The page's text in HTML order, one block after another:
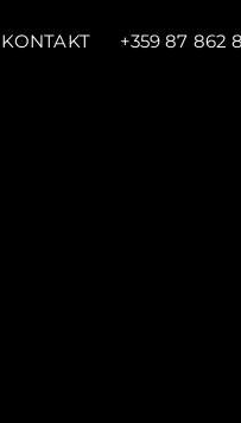
KONTAKT +359 87 862